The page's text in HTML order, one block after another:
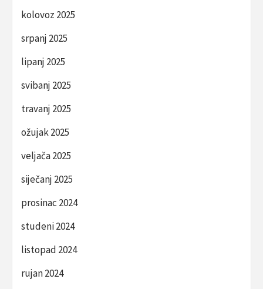
kolovoz 2025
srpanj 2025
lipanj 2025
svibanj 2025
travanj 2025
ožujak 2025
veljača 2025
siječanj 2025
prosinac 2024
studeni 2024
listopad 2024
rujan 2024